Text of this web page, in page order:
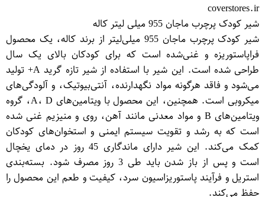
coverstores.ir
شیر کودک پرچرب ماجان 955 میلی لیتر کاله
شیر کودک پرچرب ماجان 955 میلی‌لیتر از برند کاله، یک محصول
فراپاستوریزه و غنی‌شده است که برای کودکان بالای یک سال
طراحی شده است. این شیر با استفاده از شیر تازه گرید A+ تولید
می‌شود و فاقد هرگونه مواد نگهدارنده، آنتی‌بیوتیک، و آلودگی‌های
میکروبی است. همچنین، این محصول با ویتامین‌های A، D، گروه
ویتامین‌های B و مواد معدنی مانند آهن، روی و منیزیم غنی شده
است که به رشد و تقویت سیستم ایمنی و استخوان‌های کودکان
کمک می‌کند. این شیر دارای ماندگاری 45 روز در دمای یخچال
است و پس از باز شدن باید طی 3 روز مصرف شود. بسته‌بندی
استریل و فرآیند پاستوریزاسیون سرد، کیفیت و طعم این محصول را
حفظ می‌کند.